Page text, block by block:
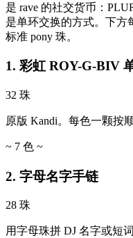
是 rave 的社交货币：
是单环交换的方式。下方
标准 pony 珠。
1. 彩虹 ROY-G-BIV
32 珠
原版 Kandi。每色一颗按
~ 7 色 ~
2. 字母名字手链
28 珠
用字母珠拼 DJ 名字或短